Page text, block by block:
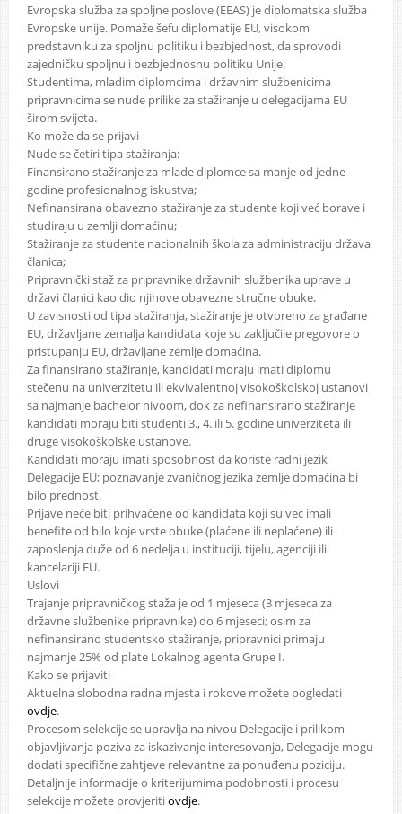
Evropska služba za spoljne poslove (EEAS) je diplomatska služba
Evropske unije. Pomaže šefu diplomatije EU, visokom
predstavniku za spoljnu politiku i bezbjednost, da sprovodi
zajedničku spoljnu i bezbjednosnu politiku Unije.
Studentima, mladim diplomcima i državnim službenicima
pripravnicima se nude prilike za stažiranje u delegacijama EU
širom svijeta.
Ko može da se prijavi
Nude se četiri tipa stažiranja:
Finansirano stažiranje za mlade diplomce sa manje od jedne
godine profesionalnog iskustva;
Nefinansirana obavezno stažiranje za studente koji već borave i
studiraju u zemlji domaćinu;
Stažiranje za studente nacionalnih škola za administraciju država
članica;
Pripravnički staž za pripravnike državnih službenika uprave u
državi članici kao dio njihove obavezne stručne obuke.
U zavisnosti od tipa stažiranja, stažiranje je otvoreno za građane
EU, državljane zemalja kandidata koje su zaključile pregovore o
pristupanju EU, državljane zemlje domaćina.
Za finansirano stažiranje, kandidati moraju imati diplomu
stečenu na univerzitetu ili ekvivalentnoj visokoškolskoj ustanovi
sa najmanje bachelor nivoom, dok za nefinansirano stažiranje
kandidati moraju biti studenti 3., 4. ili 5. godine univerziteta ili
druge visokoškolske ustanove.
Kandidati moraju imati sposobnost da koriste radni jezik
Delegacije EU; poznavanje zvaničnog jezika zemlje domaćina bi
bilo prednost.
Prijave neće biti prihvaćene od kandidata koji su već imali
benefite od bilo koje vrste obuke (plaćene ili neplaćene) ili
zaposlenja duže od 6 nedelja u instituciji, tijelu, agenciji ili
kancelariji EU.
Uslovi
Trajanje pripravničkog staža je od 1 mjeseca (3 mjeseca za
državne službenike pripravnike) do 6 mjeseci; osim za
nefinansirano studentsko stažiranje, pripravnici primaju
najmanje 25% od plate Lokalnog agenta Grupe I.
Kako se prijaviti
Aktuelna slobodna radna mjesta i rokove možete pogledati
ovdje.
Procesom selekcije se upravlja na nivou Delegacije i prilikom
objavljivanja poziva za iskazivanje interesovanja, Delegacije mogu
dodati specifične zahtjeve relevantne za ponuđenu poziciju.
Detaljnije informacije o kriterijumima podobnosti i procesu
selekcije možete provjeritiovdje.